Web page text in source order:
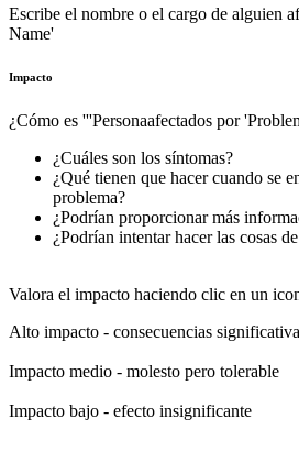
Escribe el nombre o el cargo de alguien
Name'
Impacto
¿Cómo es '''Personaafectados por
¿Cuáles son los síntomas?
¿Qué tienen que hacer cuando se
problema?
¿Podrían proporcionar más
¿Podrían intentar hacer las cosas
Valora el impacto haciendo clic en un
Alto impacto - consecuencias
Impacto medio - molesto pero tolerable
Impacto bajo - efecto insignificante